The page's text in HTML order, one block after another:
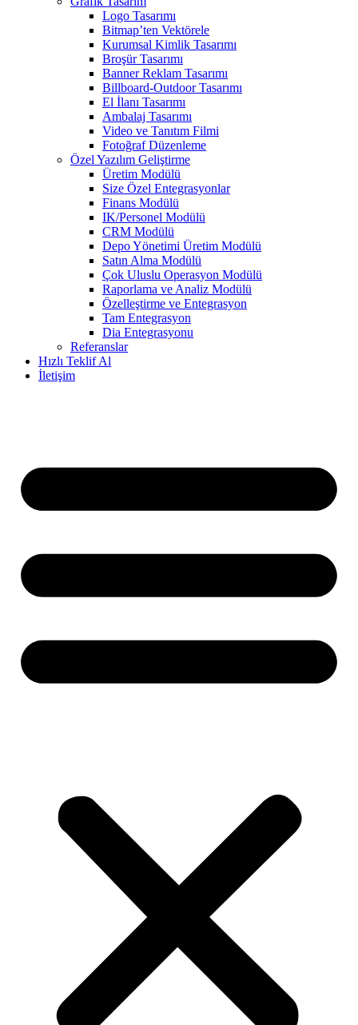
Logo Tasarımı
Bitmap’ten Vektörele
Kurumsal Kimlik Tasarımı
Broşür Tasarımı
Banner Reklam Tasarımı
Billboard-Outdoor Tasarımı
El İlanı Tasarımı
Ambalaj Tasarımı
Video ve Tanıtım Filmi
Fotoğraf Düzenleme
Özel Yazılım Geliştirme
Üretim Modülü
Size Özel Entegrasyonlar
Finans Modülü
IK/Personel Modülü
CRM Modülü
Depo Yönetimi Üretim Modülü
Satın Alma Modülü
Çok Uluslu Operasyon Modülü
Raporlama ve Analiz Modülü
Özelleştirme ve Entegrasyon
Tam Entegrasyon
Dia Entegrasyonu
Referanslar
Hızlı Teklif Al
İletişim